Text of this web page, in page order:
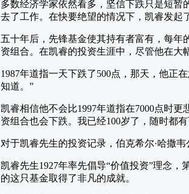
多数经济学家依然看多，坚信下跌只是短暂
去了工作。在快要绝望的情况下，凯睿发
五十年后，先锋基金使其持有者富有，每年
资组合。在凯睿的投资生涯中，尽管他在大
1987年道指一天下跌了500点，那天，他正
知道。”
凯睿相信他不会比1997年道指在7000点时
资组合也会下跌。我已经100岁了，随时都
对于凯睿先生的投资记录，伯克希尔·哈撒
凯睿先生1927年率先倡导“价值投资”理念
的这只基金取得了非凡的成就。